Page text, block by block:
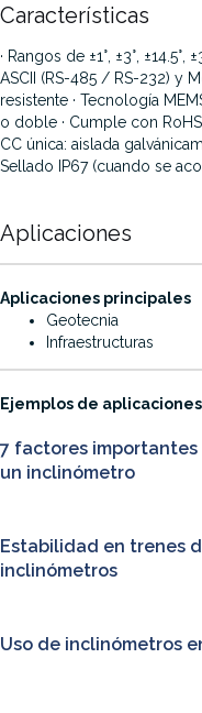
Características
· Rangos de ±1°, ±3°, ±14.5°,
ASCII (RS-485 / RS-232) y
resistente · Tecnología
o doble · Cumple con
CC única: aislada
Sellado IP67 (cuando se
Aplicaciones
·
Aplicaciones principales
Geotecnia
Infraestructuras
·
Ejemplos de aplicaciones
7 factores
un inclinómetro
Estabilidad en trenes
inclinómetros
Uso de inclinómetros